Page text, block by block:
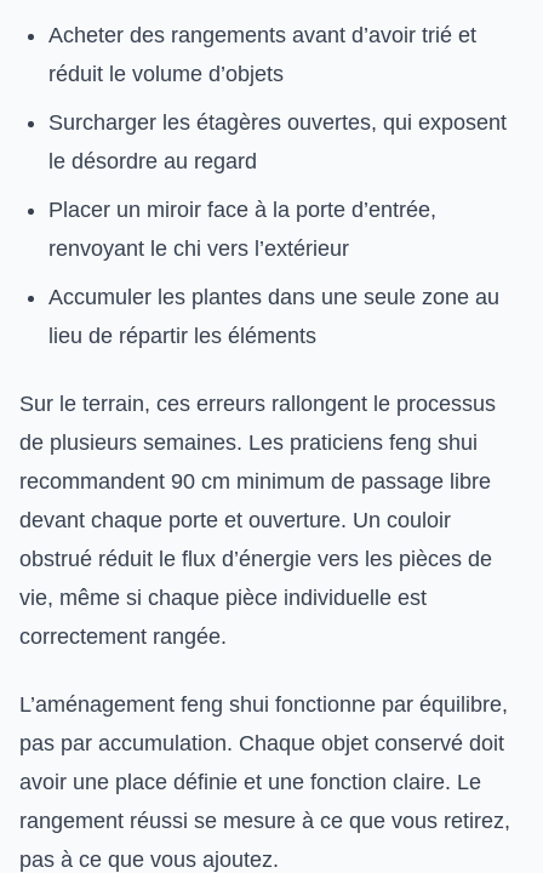
Acheter des rangements avant d’avoir trié et
réduit le volume d’objets
Surcharger les étagères ouvertes, qui exposent
le désordre au regard
Placer un miroir face à la porte d’entrée,
renvoyant le chi vers l’extérieur
Accumuler les plantes dans une seule zone au
lieu de répartir les éléments
Sur le terrain, ces erreurs rallongent le processus
de plusieurs semaines. Les praticiens feng shui
recommandent 90 cm minimum de passage libre
devant chaque porte et ouverture. Un couloir
obstrué réduit le flux d’énergie vers les pièces de
vie, même si chaque pièce individuelle est
correctement rangée.
L’aménagement feng shui fonctionne par équilibre,
pas par accumulation. Chaque objet conservé doit
avoir une place définie et une fonction claire. Le
rangement réussi se mesure à ce que vous retirez,
pas à ce que vous ajoutez.